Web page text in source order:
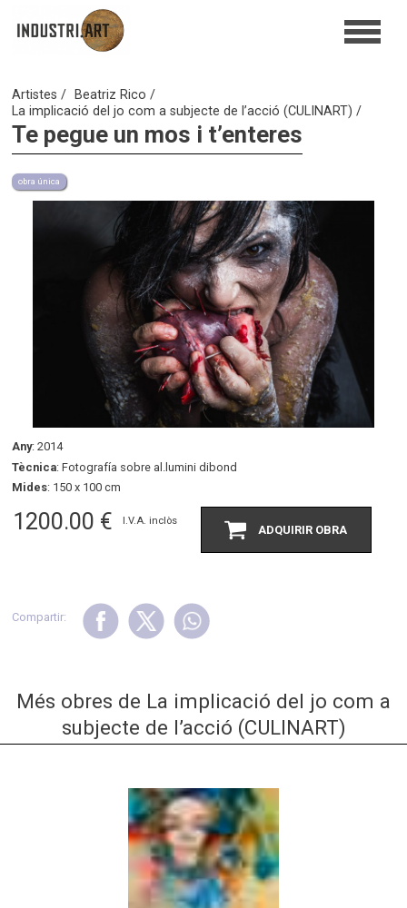
Artistes
Beatriz Rico
La implicació del jo com a subjecte de l’acció (CULINART)
Te pegue un mos i t’enteres
obra única
Any: 2014
Tècnica: Fotografía sobre al.lumini dibond
Mides: 150 x 100 cm
1200.00 € I.V.A. inclòs
ADQUIRIR OBRA
Compartir:
Més obres de La implicació del jo com a
subjecte de l’acció (CULINART)